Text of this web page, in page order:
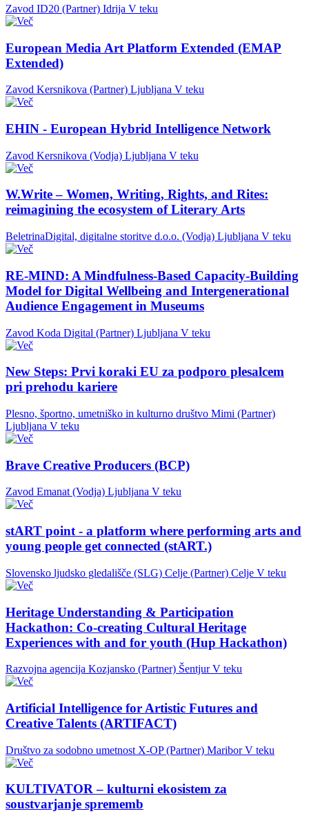
Zavod ID20 (Partner) Idrija V teku
European Media Art Platform Extended (EMAP
Extended)
Zavod Kersnikova (Partner) Ljubljana V teku
EHIN - European Hybrid Intelligence Network
Zavod Kersnikova (Vodja) Ljubljana V teku
W.Write – Women, Writing, Rights, and Rites:
reimagining the ecosystem of Literary Arts
BeletrinaDigital, digitalne storitve d.o.o. (Vodja) Ljubljana V teku
RE-MIND: A Mindfulness-Based Capacity-Building
Model for Digital Wellbeing and Intergenerational
Audience Engagement in Museums
Zavod Koda Digital (Partner) Ljubljana V teku
New Steps: Prvi koraki EU za podporo plesalcem
pri prehodu kariere
Plesno, športno, umetniško in kulturno društvo Mimi (Partner)
Ljubljana V teku
Brave Creative Producers (BCP)
Zavod Emanat (Vodja) Ljubljana V teku
stART point - a platform where performing arts and
young people get connected (stART.)
Slovensko ljudsko gledališče (SLG) Celje (Partner) Celje V teku
Heritage Understanding & Participation
Hackathon: Co-creating Cultural Heritage
Experiences with and for youth (Hup Hackathon)
Razvojna agencija Kozjansko (Partner) Šentjur V teku
Artificial Intelligence for Artistic Futures and
Creative Talents (ARTIFACT)
Društvo za sodobno umetnost X-OP (Partner) Maribor V teku
KULTIVATOR – kulturni ekosistem za
soustvarjanje sprememb